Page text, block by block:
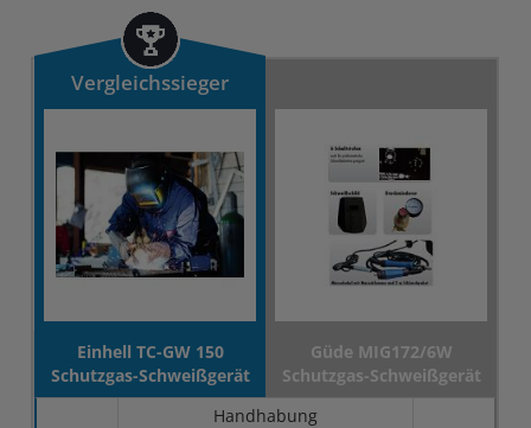
Vergleichssieger
Einhell TC-GW 150
Schutzgas-Schweißgerät
Güde MIG172/6W
Schutzgas-Schweißgerät
Handhabung